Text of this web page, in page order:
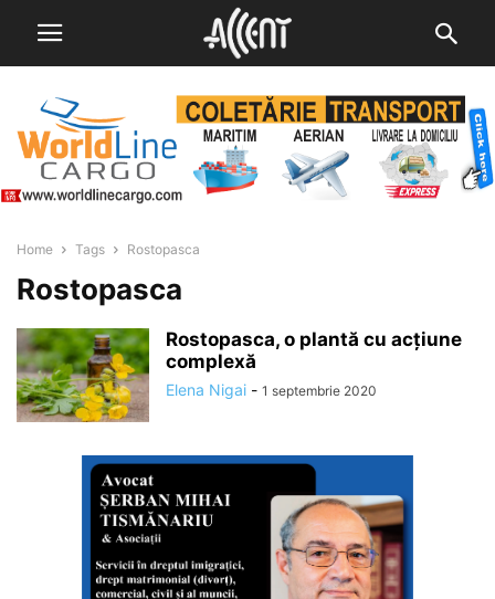
Home Tags Rostopasca
Rostopasca
Rostopasca, o plantă cu acțiune
complexă
Elena Nigai - 1 septembrie 2020